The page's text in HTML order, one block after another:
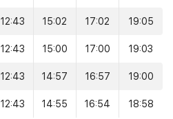
12:43 15:02 17:02 19:05
12:43 15:00 17:00 19:03
12:43 14:57 16:57 19:00
12:43 14:55 16:54 18:58